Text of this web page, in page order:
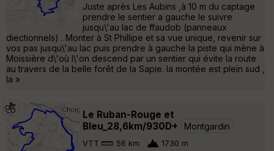
Juste après Les Aubins ,à 10 m du captage
prendre le sentier a gauche le suivre
jusqu\'au lac de ffaudob (panneaux
diectionnels) . Monter à St Phillipe et sa vue unique, revenir sur
vos pas jusqu\'au lac puis prendre à gauche la piste qui mène à
Moissière d\'où l\'on descend par un sentier qui évite la route
au travers de la belle forêt de la Sapie. la montée est plein sud ,
la »
Le Ruban-Rouge et
Bleu_28,6km/930D+
Montgardin
VTT 56 km 1730 m